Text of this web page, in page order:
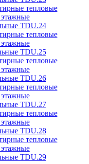
тепловые
TDU.24
тепловые
TDU.25
тепловые
TDU.26
тепловые
TDU.27
тепловые
TDU.28
тепловые
TDU.29